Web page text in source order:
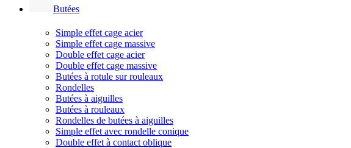
Butées
Simple effet cage acier
Simple effet cage massive
Double effet cage acier
Double effet cage massive
Butées à rotule sur rouleaux
Rondelles
Butées à aiguilles
Butées à rouleaux
Rondelles de butées à aiguilles
Simple effet avec rondelle conique
Double effet à contact oblique